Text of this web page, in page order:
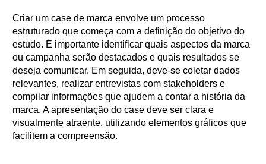
Criar um case de marca envolve um processo
estruturado que começa com a definição do objetivo do
estudo. É importante identificar quais aspectos da marca
ou campanha serão destacados e quais resultados se
deseja comunicar. Em seguida, deve-se coletar dados
relevantes, realizar entrevistas com stakeholders e
compilar informações que ajudem a contar a história da
marca. A apresentação do case deve ser clara e
visualmente atraente, utilizando elementos gráficos que
facilitem a compreensão.